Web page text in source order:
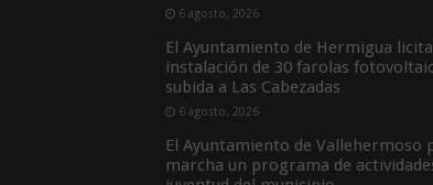
6 agosto, 2026
El Ayuntamiento de Hermigua
instalación de 30 farolas
subida a Las Cabezadas
6 agosto, 2026
El Ayuntamiento de Vallehermoso
marcha un programa de